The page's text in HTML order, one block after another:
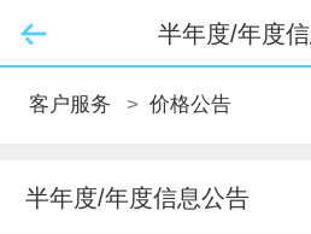
半年度/年度
客户服务 > 价格公告
半年度/年度信息公告